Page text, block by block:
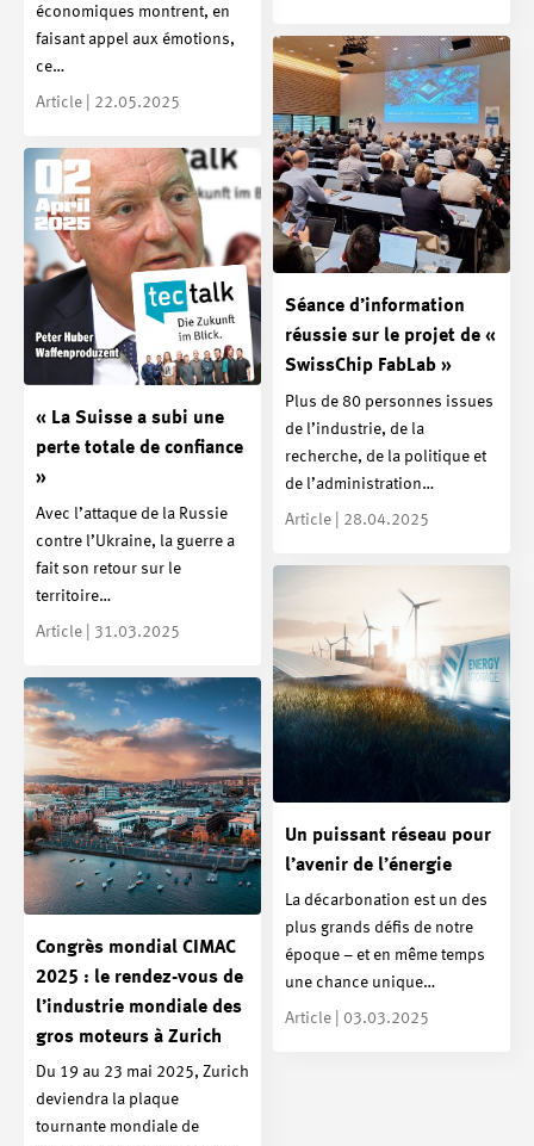
économiques montrent, en
faisant appel aux émotions,
ce…
Article | 22.05.2025
Séance d’information
réussie sur le projet de «
SwissChip FabLab »
Plus de 80 personnes issues
de l’industrie, de la
recherche, de la politique et
de l’administration…
Article | 28.04.2025
« La Suisse a subi une
perte totale de confiance
»
Avec l’attaque de la Russie
contre l’Ukraine, la guerre a
fait son retour sur le
territoire…
Article | 31.03.2025
Un puissant réseau pour
l’avenir de l’énergie
La décarbonation est un des
plus grands défis de notre
époque – et en même temps
une chance unique…
Article | 03.03.2025
Congrès mondial CIMAC
2025 : le rendez-vous de
l’industrie mondiale des
gros moteurs à Zurich
Du 19 au 23 mai 2025, Zurich
deviendra la plaque
tournante mondiale de